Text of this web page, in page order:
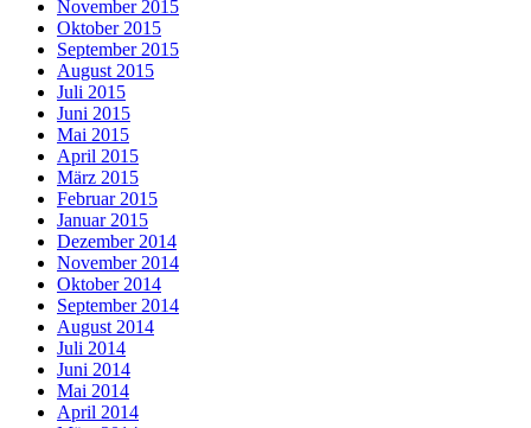
November 2015
Oktober 2015
September 2015
August 2015
Juli 2015
Juni 2015
Mai 2015
April 2015
März 2015
Februar 2015
Januar 2015
Dezember 2014
November 2014
Oktober 2014
September 2014
August 2014
Juli 2014
Juni 2014
Mai 2014
April 2014